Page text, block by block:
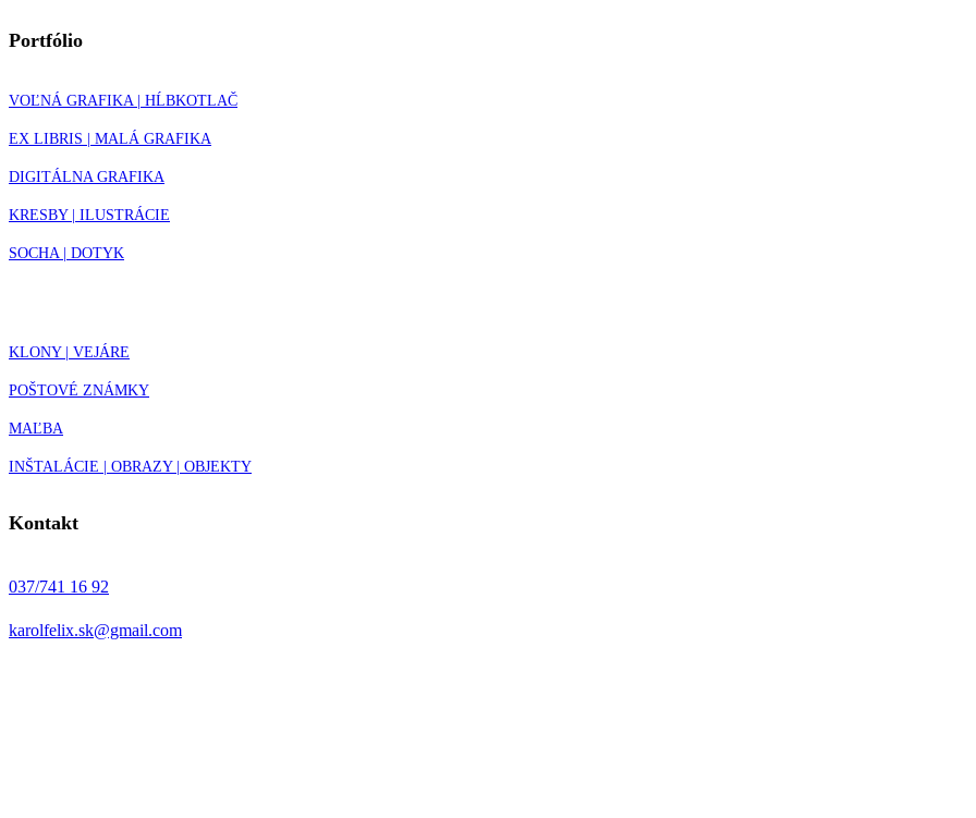
Portfólio
VOĽNÁ GRAFIKA | HĹBKOTLAČ
EX LIBRIS | MALÁ GRAFIKA
DIGITÁLNA GRAFIKA
KRESBY | ILUSTRÁCIE
SOCHA | DOTYK
KLONY | VEJÁRE
POŠTOVÉ ZNÁMKY
MAĽBA
INŠTALÁCIE | OBRAZY | OBJEKTY
Kontakt
037/741 16 92
karolfelix.sk@gmail.com